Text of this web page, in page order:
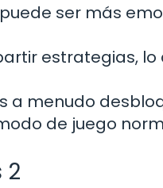
ser más
estrategias, lo
a menudo
de juego
2